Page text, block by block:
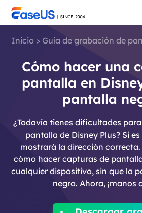
Inicio > Guía de grabación de
Cómo hacer una
pantalla en
pantalla
¿Todavía tienes dificultades
pantalla de Disney Plus? Si
mostrará la dirección
cómo hacer capturas de
cualquier dispositivo, sin que la
negro. Ahora, ¡manos
